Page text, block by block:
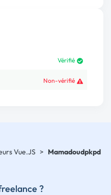
Vérifié
Non-vérifié
Vue.JS > Mamadoudpkpd
?